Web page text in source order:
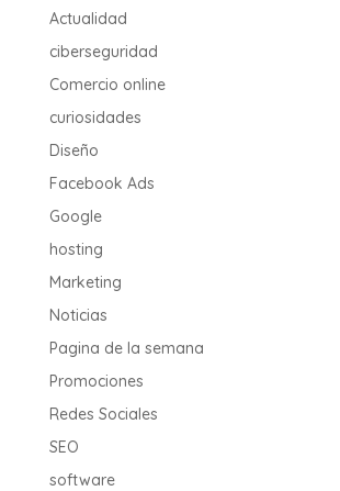
Actualidad
ciberseguridad
Comercio online
curiosidades
Diseño
Facebook Ads
Google
hosting
Marketing
Noticias
Pagina de la semana
Promociones
Redes Sociales
SEO
software